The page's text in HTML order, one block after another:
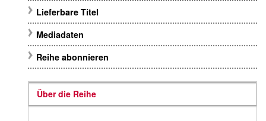
Lieferbare Titel
Mediadaten
Reihe abonnieren
Über die Reihe